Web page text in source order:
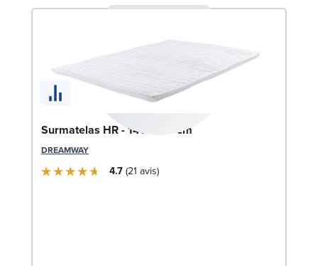
Surmatelas HR - 140x200 cm
DREAMWAY
4.7 21 avis